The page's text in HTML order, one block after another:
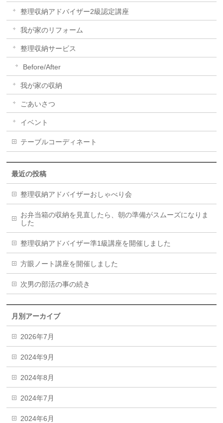
整理収納アドバイザー2級認定講座
我が家のリフォーム
整理収納サービス
Before/After
我が家の収納
ごあいさつ
イベント
テーブルコーディネート
最近の投稿
整理収納アドバイザーおしゃべり会
お弁当箱の収納を見直したら、朝の準備がスムーズになりま
した
整理収納アドバイザー準1級講座を開催しました
方眼ノート講座を開催しました
次男の部活の事の続き
月別アーカイブ
2026年7月
2024年9月
2024年8月
2024年7月
2024年6月